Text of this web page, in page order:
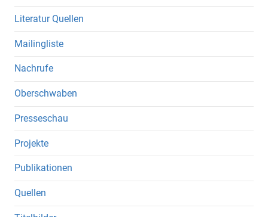
Literatur Quellen
Mailingliste
Nachrufe
Oberschwaben
Presseschau
Projekte
Publikationen
Quellen